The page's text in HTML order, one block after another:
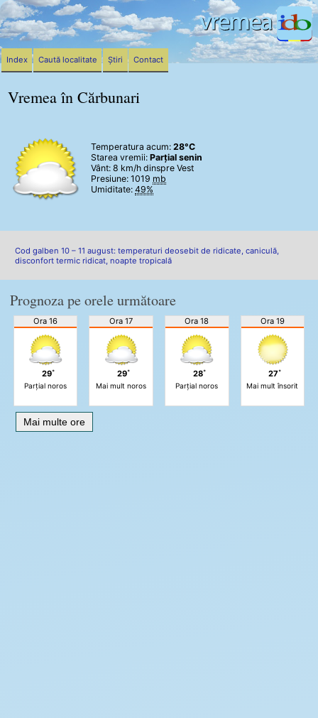
Vremea în Cărbunari
Temperatura acum: 28°C
Starea vremii: Parțial senin
Vânt: 8 km/h dinspre Vest
Presiune: 1019 mb
Umiditate: 49%
Cod galben 10 – 11 august: temperaturi deosebit de ridicate, caniculă,
disconfort termic ridicat, noapte tropicală
Prognoza pe orele următoare
Ora 16
29˚
Parțial noros
Ora 17
29˚
Mai mult noros
Ora 18
28˚
Parțial noros
Ora 19
27˚
Mai mult însorit
Mai multe ore
Index Caută localitate Știri Contact